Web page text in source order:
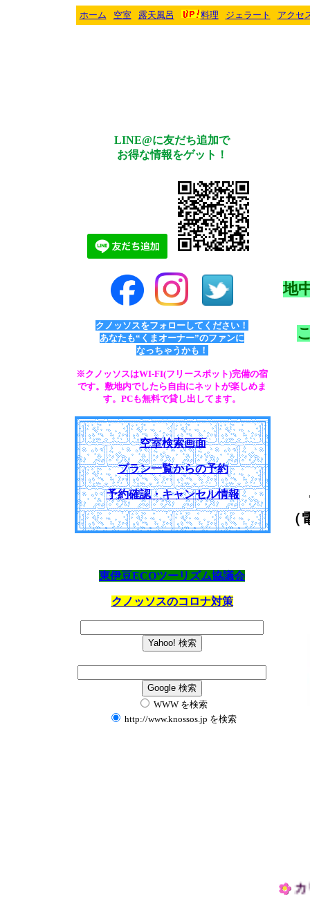
ホーム 空室 露天風呂 料理 ジェラート アクセ
LINE@に友だち追加で
お得な情報をゲット！
クノッソスをフォローしてください！
あなたも“くまオーナー”のファンに
なっちゃうかも！
※クノッソスはWI-FI(フリースポット)完備の宿
です。敷地内でしたら自由にネットが楽しめま
す。PCも無料で貸し出してます。
空室検索画面
プラン一覧からの予約
予約確認・キャンセル情報
東伊豆ECOツーリズム協議会
クノッソスのコロナ対策
WWW を検索
http://www.knossos.jp を検索
地